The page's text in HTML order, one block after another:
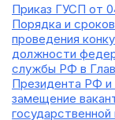
Приказ ГУСП от
Порядка и
проведения
должности
службы РФ в
Президента РФ и
замещение